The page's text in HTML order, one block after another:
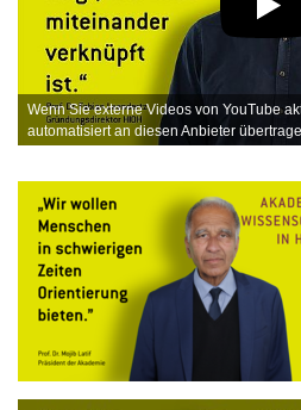
Wenn Sie externe Videos von YouTube
automatisiert an diesen Anbieter